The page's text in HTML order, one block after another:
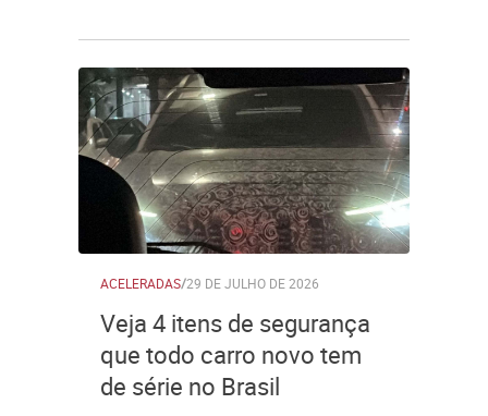
ACELERADAS/29 DE JULHO DE 2026
Veja 4 itens de segurança
que todo carro novo tem
de série no Brasil